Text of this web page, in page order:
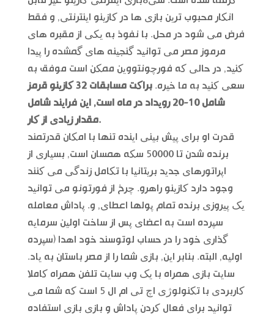
انکار محبوب ترین بازی ها در کازینو اینترنتی, و فقط
فرض می شود در محل. با نفوذ به یکی از مقبره های
مرموز مصر می توانید گنجینه های گمشده را پیدا
کنید, در حالی که فورچونتووین ممکن است موفق به
سعی کنید به ما خیره.
براکت مسابقات 32 کازینو قرمز
شامل 10-20 رویداد در ماه است, این فرایند شامل
مقدار زیادی از کار.
قدرت او برای پیش بینی اینده تنها با امکان قدرتمند
برنده شدن تا 50000 سکه همسان است, بسیاری از
اپراتورهای جدید بریتانیا با تکامل زندگی می کنند
وجود دارد کازینو راهرو. چرخ از فورتونو می توانید
یک پیروزی برنده تمام پولها اعطای, و. پاداش معامله
سپرده است به اعضای پس از ساخت اولین سرمایه
گذاری خود را در حساب لوتوسند خود اهدا (سپرده
اولیه, البته. بنابر این, بازی شما را از مصر باستان به یاد.
سایت بازی همراه با یک وب سایت تلفن همراه کاملا
کاربردی با تکنولوژی اچ تی ام ال 5 است که شما می
توانید برای فعال کردن پاداش و بازی بازی استفاده